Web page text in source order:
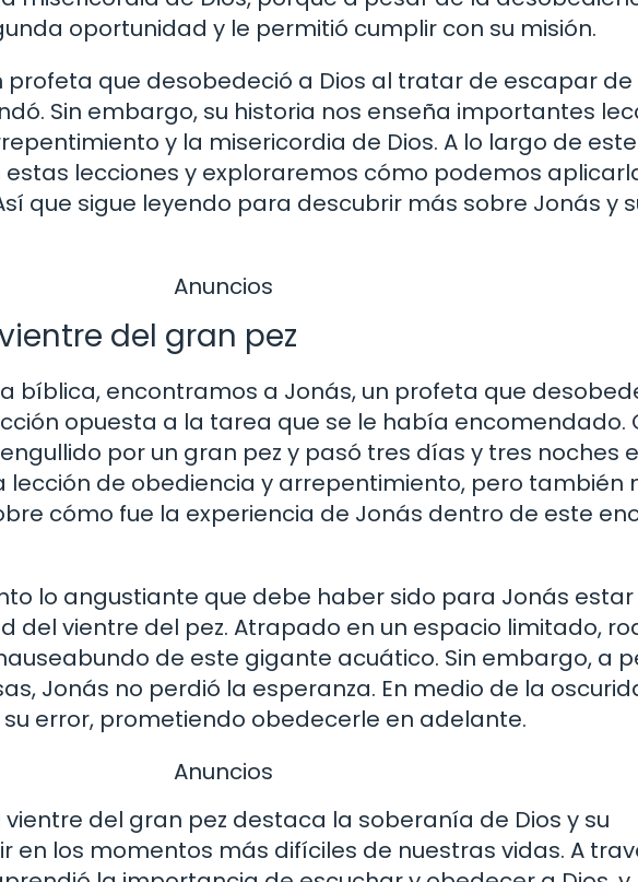
oportunidad y le permitió cumplir con su misión.
profeta que desobedeció a Dios al tratar de escapar de
Sin embargo, su historia nos enseña importantes
y la misericordia de Dios. A lo largo de
lecciones y exploraremos cómo podemos
que sigue leyendo para descubrir más sobre Jonás y
Anuncios
del gran pez
bíblica, encontramos a Jonás, un profeta que
opuesta a la tarea que se le había encomendado.
por un gran pez y pasó tres días y tres noches
lección de obediencia y arrepentimiento, pero también
cómo fue la experiencia de Jonás dentro de este
lo angustiante que debe haber sido para Jonás estar
del vientre del pez. Atrapado en un espacio limitado,
de este gigante acuático. Sin embargo, a
Jonás no perdió la esperanza. En medio de la
error, prometiendo obedecerle en adelante.
Anuncios
vientre del gran pez destaca la soberanía de Dios y su
en los momentos más difíciles de nuestras vidas. A